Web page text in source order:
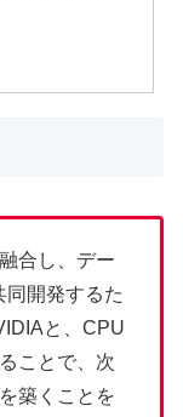
合し、デー
同開発するた
と、CPU
ことで、次
築くことを